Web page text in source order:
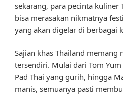
sekarang, para pecinta kuliner
bisa merasakan nikmatnya
yang akan digelar di berbagai
Sajian khas Thailand memang
tersendiri. Mulai dari Tom Yum
Pad Thai yang gurih, hingga
manis, semuanya pasti